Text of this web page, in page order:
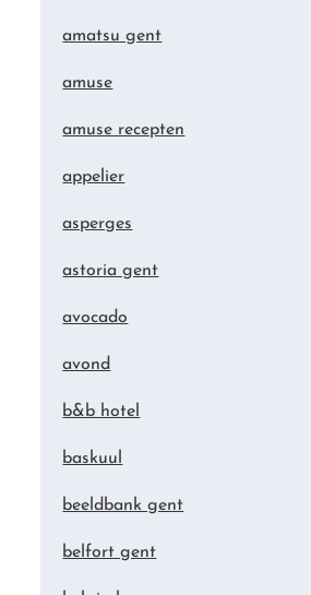
amatsu gent
amuse
amuse recepten
appelier
asperges
astoria gent
avocado
avond
b&b hotel
baskuul
beeldbank gent
belfort gent